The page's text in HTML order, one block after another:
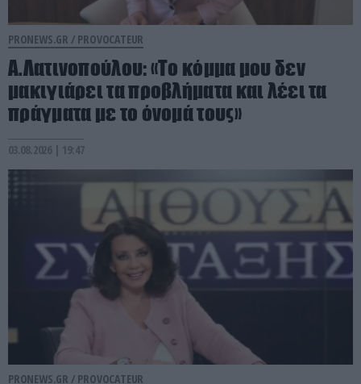
PRONEWS.GR / PROVOCATEUR
Α.Λατινοπούλου: «Το κόμμα μου δεν
μακιγιάρει τα προβλήματα και λέει τα
πράγματα με το όνομά τους»
03.08.2026 | 19:47
PRONEWS.GR / PROVOCATEUR